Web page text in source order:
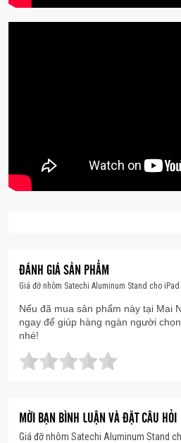
Được làm từ nhôm chất lượng
cao su, đế này chắc chắn sẽ
ĐÁNH GIÁ SẢN PHẨM
Giá đỡ nhôm Satechi Aluminum Stand cho iPad
Nếu đã mua sản phẩm này tại Mai
ngay để giúp hàng ngàn người
nhé!
MỜI BẠN BÌNH LUẬN VÀ ĐẶT CÂU HỎI
Giá đỡ nhôm Satechi Aluminum Stand